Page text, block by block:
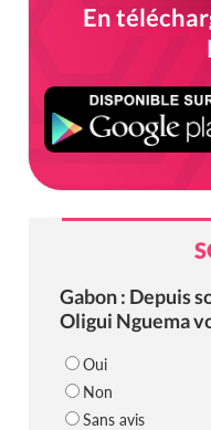
En
Gabon : Depuis
Oligui Nguema
Oui
Non
Sans avis